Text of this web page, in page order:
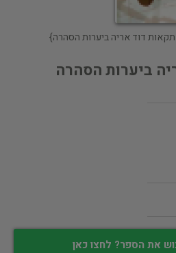
דוד אריה ביערות הסהרה}
ביערות הסהרה
את הספר? לחצו כאן